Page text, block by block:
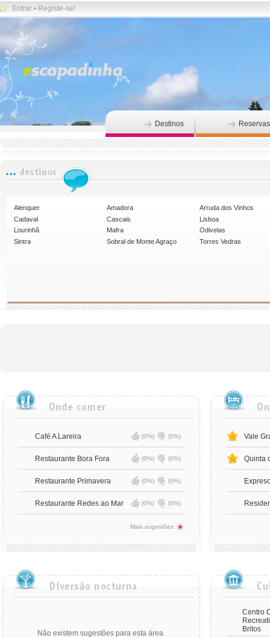
Entrar • Registe-se!
Destinos Reservas
Alenquer Amadora
Arruda dos Vinhos
Cadaval
Cascais
Lisboa
Lourinhã
Mafra
Odivelas
Sintra
Sobral de Monte Agraço Torres Vedras
Café A Lareira (0%) (0%)
Restaurante Bora Fora (0%) (0%)
Restaurante Primavera (0%) (0%)
Restaurante Redes ao Mar (0%) (0%)
Mais sugestões
Vale
Quinta
Não existem sugestões para esta área.
Centro
Britos